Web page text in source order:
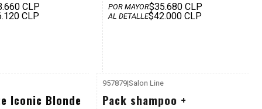
CLP
CLP
POR MAYOR$35.680 CLP
AL DETALLE$42.000 CLP
Iconic Blonde
Dcto
957879|Salon Line
Pack shampoo +